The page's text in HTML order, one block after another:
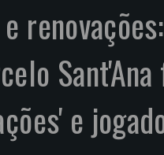
e renovações:
e